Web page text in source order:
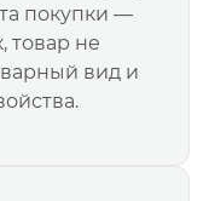
покупки —
товар не
вид и